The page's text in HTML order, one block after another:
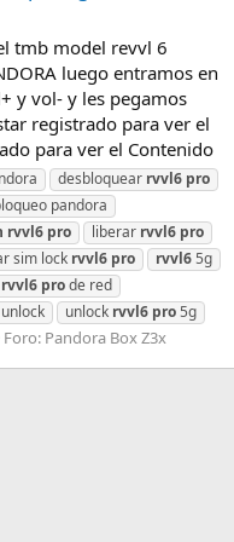
tmb model revvl 6
luego entramos en
y vol- y les pegamos
registrado para ver el
para ver el Contenido
desbloquear rvvl6 pro
pandora
rvvl6 pro liberar rvvl6 pro
sim lock rvvl6 pro rvvl65g
rvvl6 prode red
unlock unlock rvvl6 pro5g
Foro: Pandora Box Z3x